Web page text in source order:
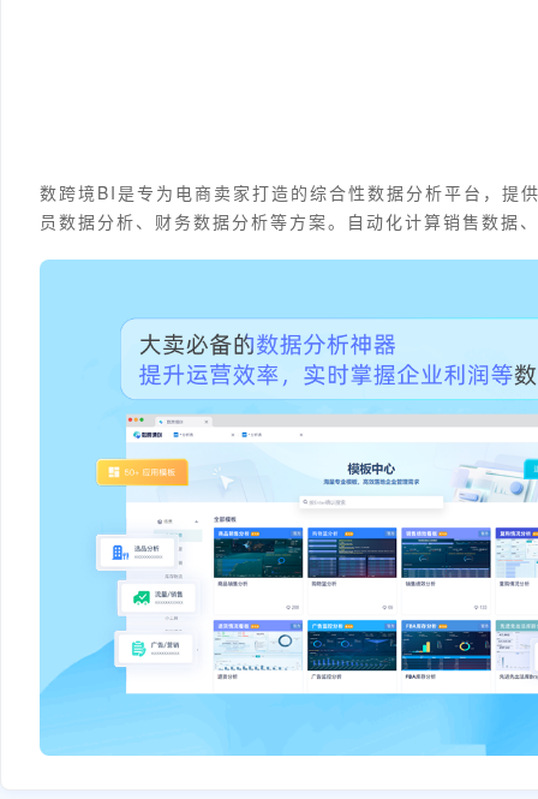
数跨境BI是专为电商卖家打造的综合性数据分析平台，提
员数据分析、财务数据分析等方案。自动化计算销售数据